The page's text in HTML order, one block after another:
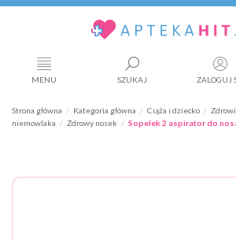
MENU SZUKAJ ZALOGUJ
Strona główna Kategoria główna Ciąża i dziecko
niemowlaka
Zdrowy nosek Sopelek 2 aspirator do